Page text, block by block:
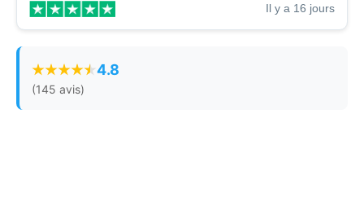
Il y a 16 jours
4.8
(145 avis)